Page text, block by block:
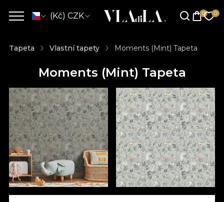
(Kč) CZK
Tapeta Vlastní tapety Moments (Mint) Tapeta
Moments (Mint) Tapeta